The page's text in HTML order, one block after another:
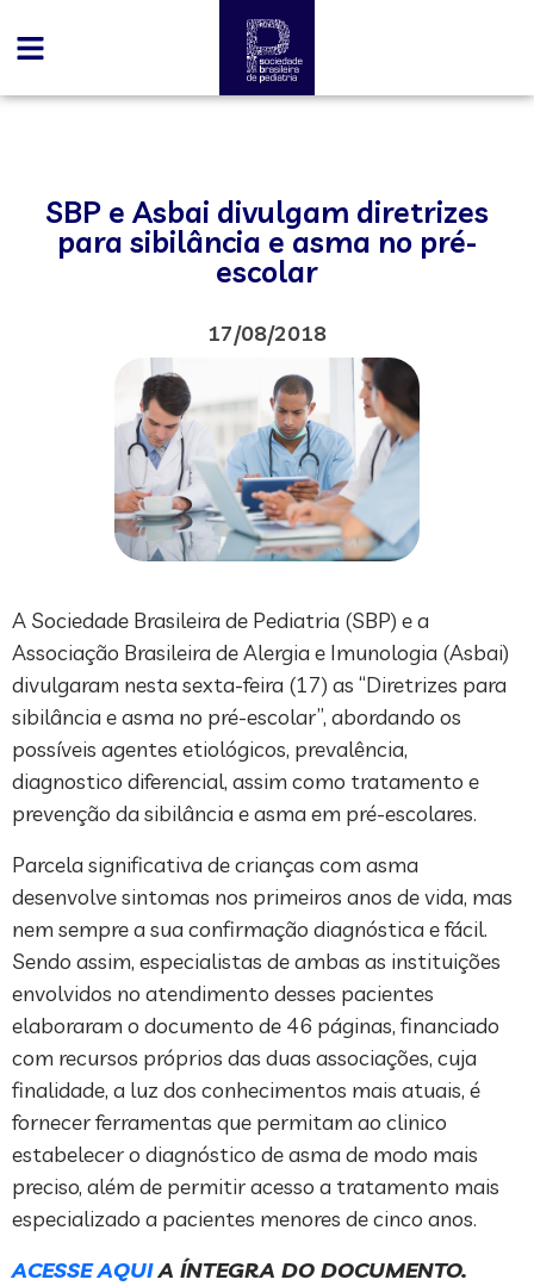
SBP e Asbai divulgam diretrizes
para sibilância e asma no pré-
escolar
17/08/2018
A Sociedade Brasileira de Pediatria (SBP) e a
Associação Brasileira de Alergia e Imunologia (Asbai)
divulgaram nesta sexta-feira (17) as “Diretrizes para
sibilância e asma no pré-escolar”, abordando os
possíveis agentes etiológicos, prevalência,
diagnostico diferencial, assim como tratamento e
prevenção da sibilância e asma em pré-escolares.
Parcela significativa de crianças com asma
desenvolve sintomas nos primeiros anos de vida, mas
nem sempre a sua confirmação diagnóstica e fácil.
Sendo assim, especialistas de ambas as instituições
envolvidos no atendimento desses pacientes
elaboraram o documento de 46 páginas, financiado
com recursos próprios das duas associações, cuja
finalidade, a luz dos conhecimentos mais atuais, é
fornecer ferramentas que permitam ao clinico
estabelecer o diagnóstico de asma de modo mais
preciso, além de permitir acesso a tratamento mais
especializado a pacientes menores de cinco anos.
ACESSE AQUIA ÍNTEGRA DO DOCUMENTO.